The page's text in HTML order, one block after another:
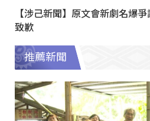
【涉己新聞】原文會新劇名爆
致歉
推薦新聞